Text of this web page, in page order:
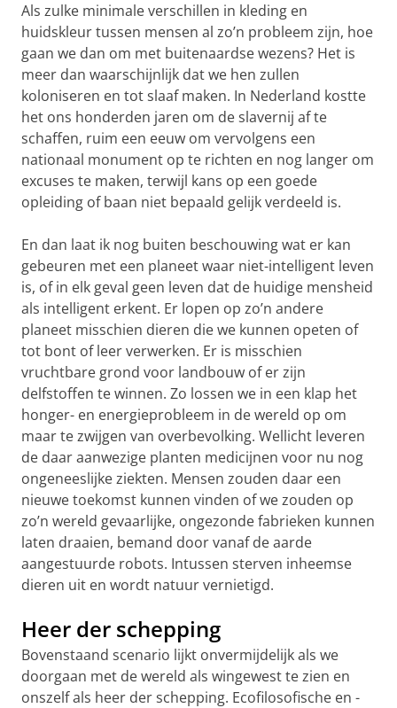
Als zulke minimale verschillen in kleding en
huidskleur tussen mensen al zo’n probleem zijn, hoe
gaan we dan om met buitenaardse wezens? Het is
meer dan waarschijnlijk dat we hen zullen
koloniseren en tot slaaf maken. In Nederland kostte
het ons honderden jaren om de slavernij af te
schaffen, ruim een eeuw om vervolgens een
nationaal monument op te richten en nog langer om
excuses te maken, terwijl kans op een goede
opleiding of baan niet bepaald gelijk verdeeld is.
En dan laat ik nog buiten beschouwing wat er kan
gebeuren met een planeet waar niet-intelligent leven
is, of in elk geval geen leven dat de huidige mensheid
als intelligent erkent. Er lopen op zo’n andere
planeet misschien dieren die we kunnen opeten of
tot bont of leer verwerken. Er is misschien
vruchtbare grond voor landbouw of er zijn
delfstoffen te winnen. Zo lossen we in een klap het
honger- en energieprobleem in de wereld op om
maar te zwijgen van overbevolking. Wellicht leveren
de daar aanwezige planten medicijnen voor nu nog
ongeneeslijke ziekten. Mensen zouden daar een
nieuwe toekomst kunnen vinden of we zouden op
zo’n wereld gevaarlijke, ongezonde fabrieken kunnen
laten draaien, bemand door vanaf de aarde
aangestuurde robots. Intussen sterven inheemse
dieren uit en wordt natuur vernietigd.
Heer der schepping
Bovenstaand scenario lijkt onvermijdelijk als we
doorgaan met de wereld als wingewest te zien en
onszelf als heer der schepping. Ecofilosofische en -